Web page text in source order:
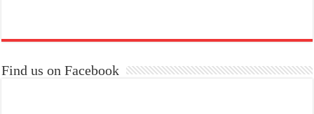
Find us on Facebook